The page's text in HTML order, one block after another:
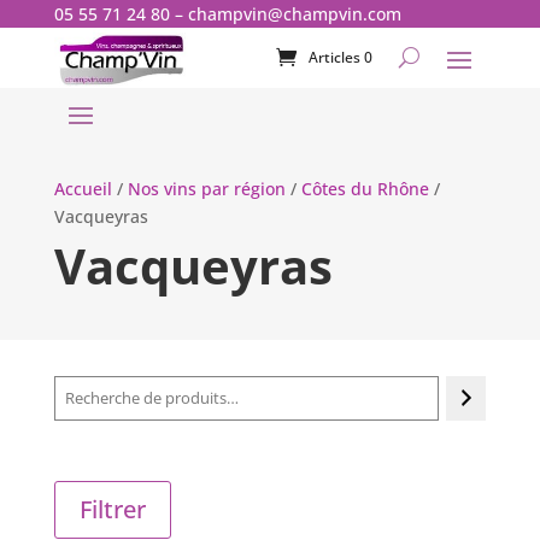
05 55 71 24 80– champvin@champvin.com
Articles 0
Accueil / Nos vins par région / Côtes du Rhône/
Vacqueyras
Vacqueyras
Recherche
Filtrer